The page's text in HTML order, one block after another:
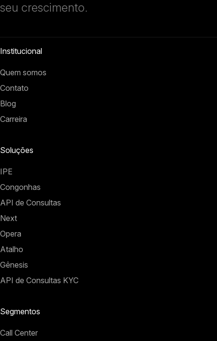
seu crescimento.
Institucional
Quem somos
Contato
Blog
Carreira
Soluções
IPE
Congonhas
API de Consultas
Next
Opera
Atalho
Gênesis
API de Consultas KYC
Segmentos
Call Center